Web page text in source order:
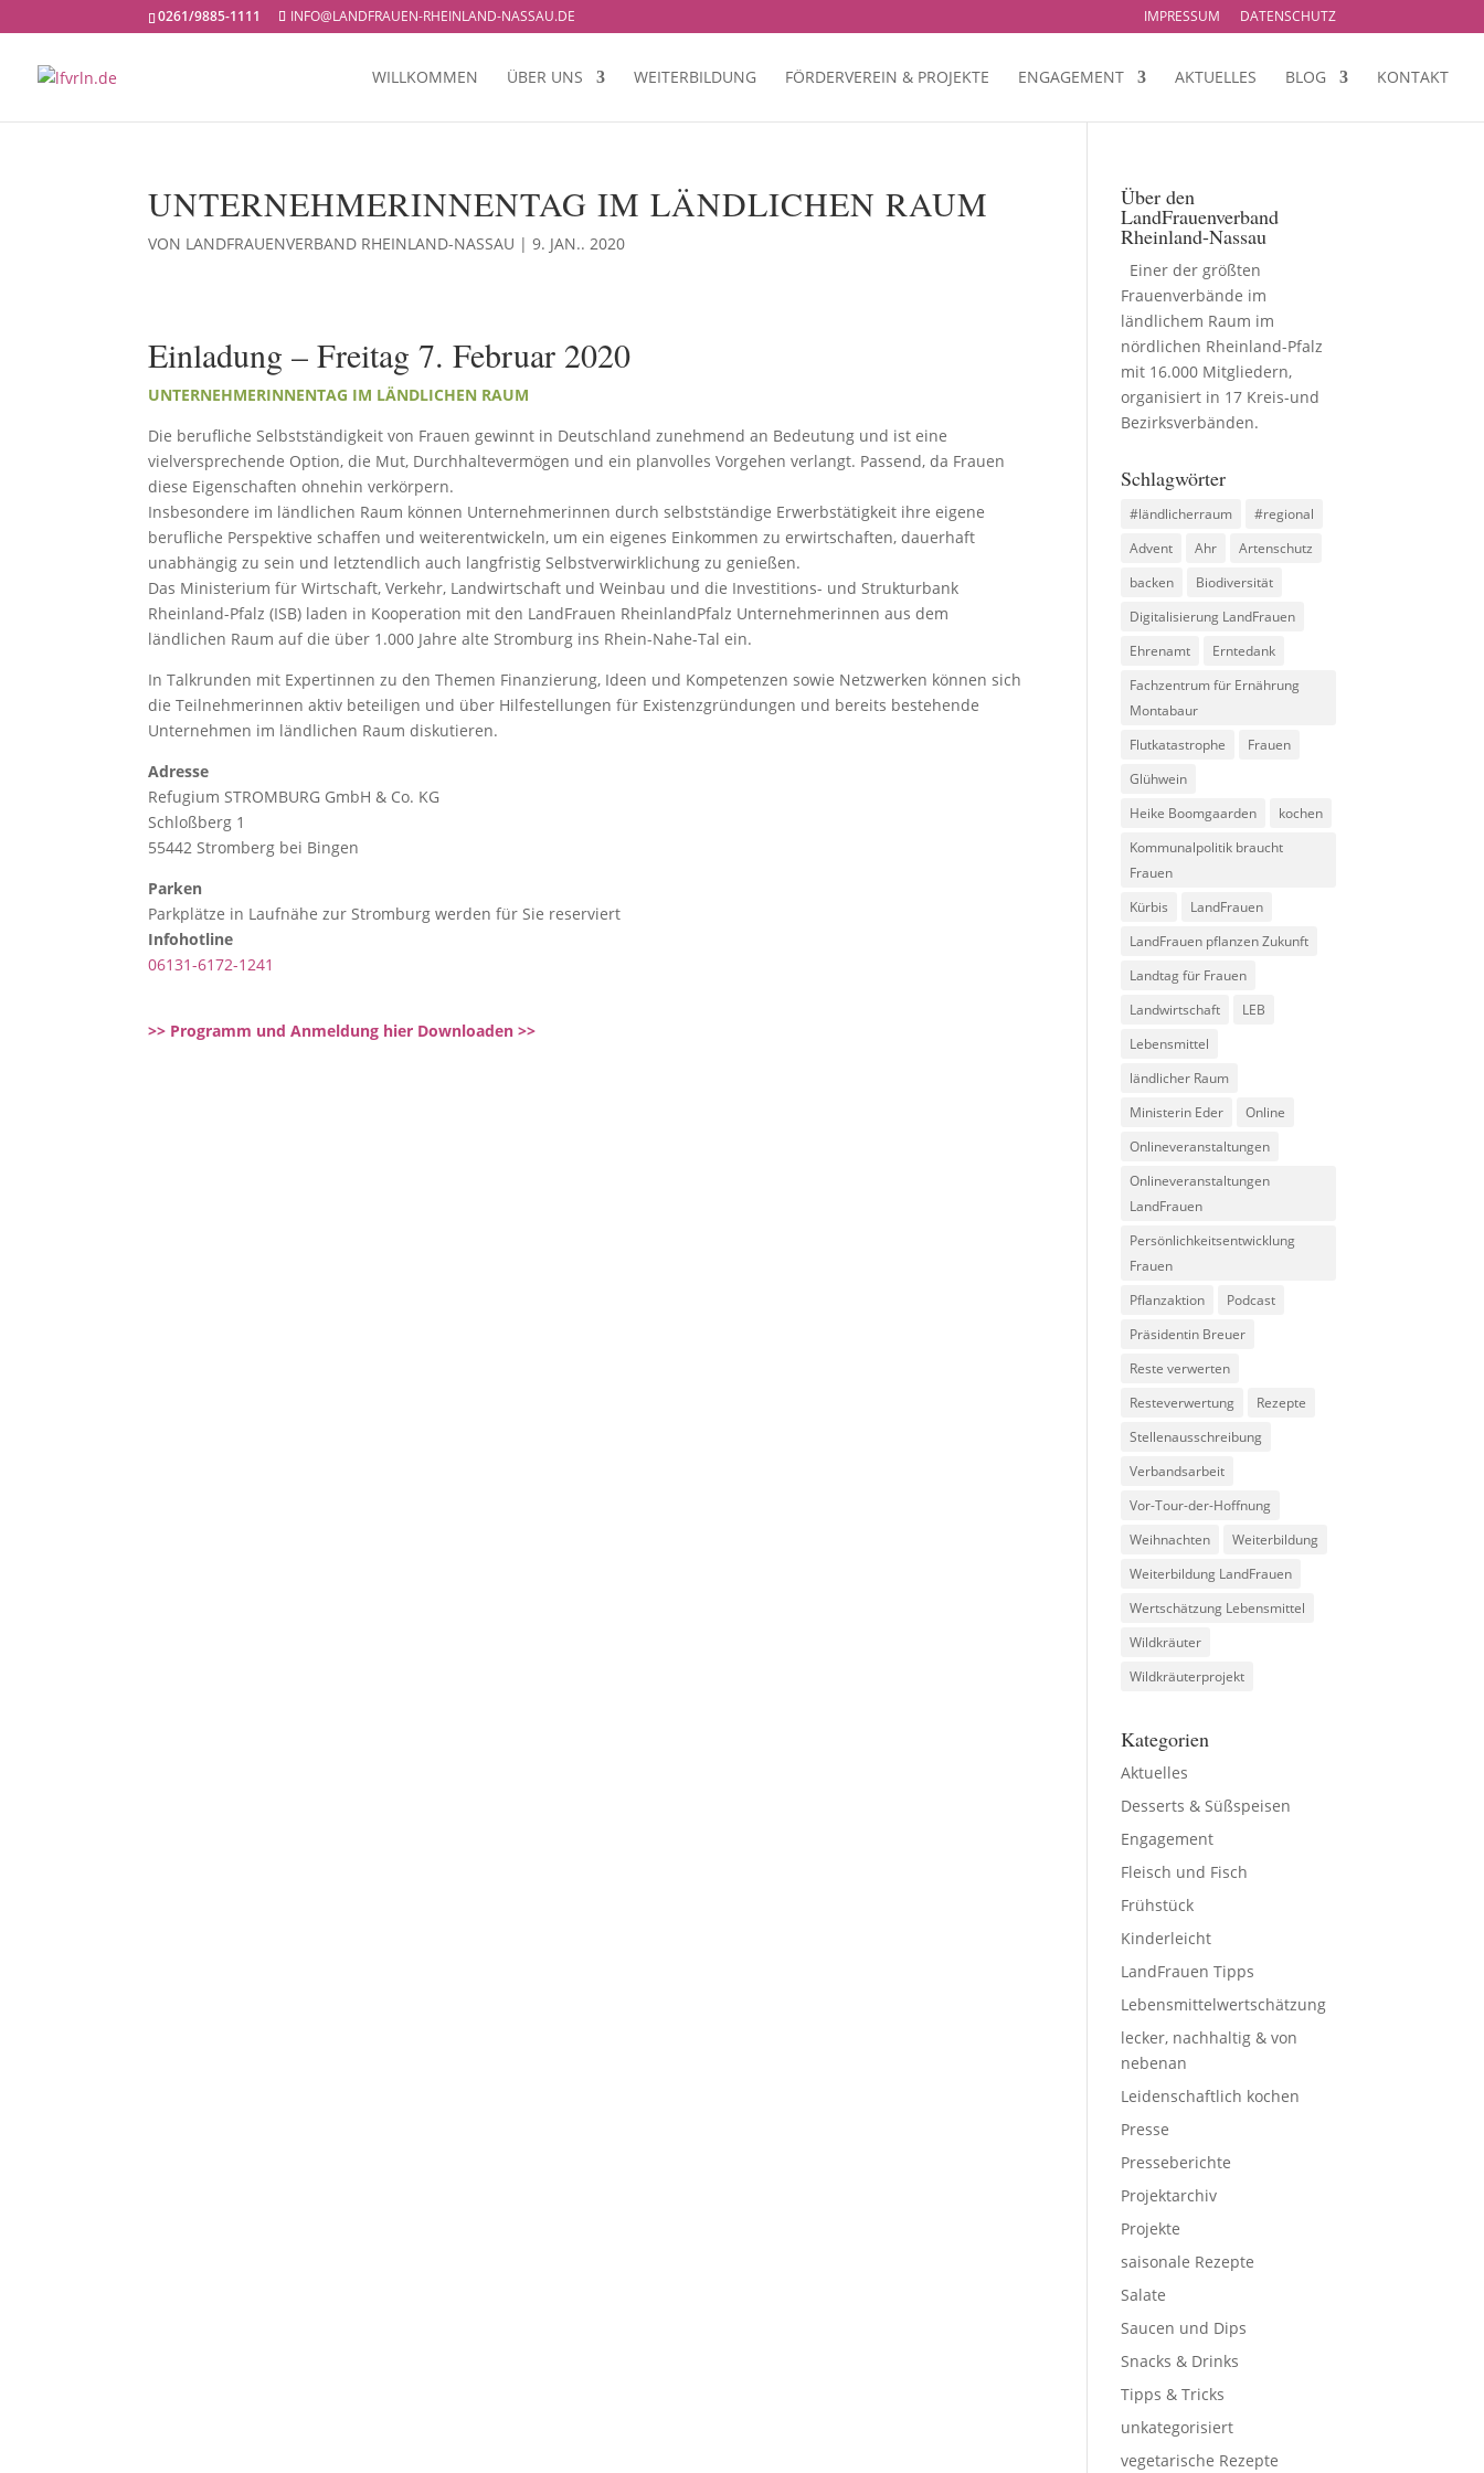
0261/9885-1111 INFO@LANDFRAUEN-RHEINLAND-NASSAU.DE IMPRESSUM DATENSCHUTZ
WILLKOMMEN ÜBER UNS WEITERBILDUNG FÖRDERVEREIN & PROJEKTE ENGAGEMENT AKTUELLES BLOG KONTAKT
UNTERNEHMERINNENTAG IM LÄNDLICHEN RAUM
VON LANDFRAUENVERBAND RHEINLAND-NASSAU |9. JAN.. 2020
Einladung – Freitag 7. Februar 2020
UNTERNEHMERINNENTAG IM LÄNDLICHEN RAUM
Die berufliche Selbstständigkeit von Frauen gewinnt in Deutschland zunehmend an Bedeutung und ist eine
vielversprechende Option, die Mut, Durchhaltevermögen und ein planvolles Vorgehen verlangt. Passend, da Frauen
diese Eigenschaften ohnehin verkörpern.
Insbesondere im ländlichen Raum können Unternehmerinnen durch selbstständige Erwerbstätigkeit ihre eigene
berufliche Perspektive schaffen und weiterentwickeln, um ein eigenes Einkommen zu erwirtschaften, dauerhaft
unabhängig zu sein und letztendlich auch langfristig Selbstverwirklichung zu genießen.
Das Ministerium für Wirtschaft, Verkehr, Landwirtschaft und Weinbau und die Investitions- und Strukturbank
Rheinland-Pfalz (ISB) laden in Kooperation mit den LandFrauen RheinlandPfalz Unternehmerinnen aus dem
ländlichen Raum auf die über 1.000 Jahre alte Stromburg ins Rhein-Nahe-Tal ein.
In Talkrunden mit Expertinnen zu den Themen Finanzierung, Ideen und Kompetenzen sowie Netzwerken können sich
die Teilnehmerinnen aktiv beteiligen und über Hilfestellungen für Existenzgründungen und bereits bestehende
Unternehmen im ländlichen Raum diskutieren.
Adresse
Refugium STROMBURG GmbH & Co. KG
Schloßberg 1
55442 Stromberg bei Bingen
Parken
Parkplätze in Laufnähe zur Stromburg werden für Sie reserviert
Infohotline
06131-6172-1241
>> Programm und Anmeldung hier Downloaden >>
Über den
LandFrauenverband
Rheinland-Nassau
Einer der größten
Frauenverbände im
ländlichem Raum im
nördlichen Rheinland-Pfalz
mit 16.000 Mitgliedern,
organisiert in 17 Kreis-und
Bezirksverbänden.
Schlagwörter
#ländlicherraum
#regional
Advent
Ahr
Artenschutz
backen
Biodiversität
Digitalisierung LandFrauen
Ehrenamt
Erntedank
Fachzentrum für Ernährung
Montabaur
Flutkatastrophe
Frauen
Glühwein
Heike Boomgaarden
kochen
Kommunalpolitik braucht
Frauen
Kürbis
LandFrauen
LandFrauen pflanzen Zukunft
Landtag für Frauen
Landwirtschaft
LEB
Lebensmittel
ländlicher Raum
Ministerin Eder
Online
Onlineveranstaltungen
Onlineveranstaltungen
LandFrauen
Persönlichkeitsentwicklung
Frauen
Pflanzaktion
Podcast
Präsidentin Breuer
Reste verwerten
Resteverwertung
Rezepte
Stellenausschreibung
Verbandsarbeit
Vor-Tour-der-Hoffnung
Weihnachten
Weiterbildung
Weiterbildung LandFrauen
Wertschätzung Lebensmittel
Wildkräuter
Wildkräuterprojekt
Kategorien
Aktuelles
Desserts & Süßspeisen
Engagement
Fleisch und Fisch
Frühstück
Kinderleicht
LandFrauen Tipps
Lebensmittelwertschätzung
lecker, nachhaltig & von
nebenan
Leidenschaftlich kochen
Presse
Presseberichte
Projektarchiv
Projekte
saisonale Rezepte
Salate
Saucen und Dips
Snacks & Drinks
Tipps & Tricks
unkategorisiert
vegetarische Rezepte